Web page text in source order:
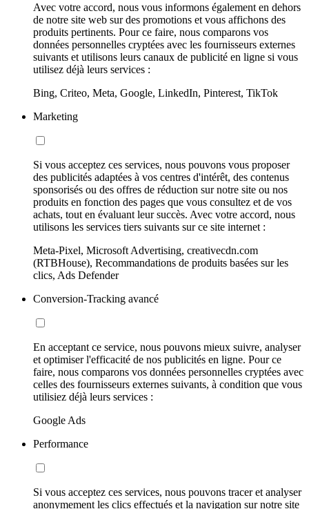
Avec votre accord, nous vous informons également en dehors
de notre site web sur des promotions et vous affichons des
produits pertinents. Pour ce faire, nous comparons vos
données personnelles cryptées avec les fournisseurs externes
suivants et utilisons leurs canaux de publicité en ligne si vous
utilisez déjà leurs services :
Bing, Criteo, Meta, Google, LinkedIn, Pinterest, TikTok
Marketing
Si vous acceptez ces services, nous pouvons vous proposer
des publicités adaptées à vos centres d'intérêt, des contenus
sponsorisés ou des offres de réduction sur notre site ou nos
produits en fonction des pages que vous consultez et de vos
achats, tout en évaluant leur succès. Avec votre accord, nous
utilisons les services tiers suivants sur ce site internet :
Meta-Pixel, Microsoft Advertising, creativecdn.com
(RTBHouse), Recommandations de produits basées sur les
clics, Ads Defender
Conversion-Tracking avancé
En acceptant ce service, nous pouvons mieux suivre, analyser
et optimiser l'efficacité de nos publicités en ligne. Pour ce
faire, nous comparons vos données personnelles cryptées avec
celles des fournisseurs externes suivants, à condition que vous
utilisiez déjà leurs services :
Google Ads
Performance
Si vous acceptez ces services, nous pouvons tracer et analyser
anonymement les clics effectués et la navigation sur notre site